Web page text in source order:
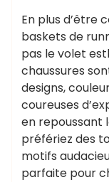
En plus d’être
baskets de
pas le volet
chaussures
designs,
coureuses
en repoussant
préfériez des
motifs
parfaite pour